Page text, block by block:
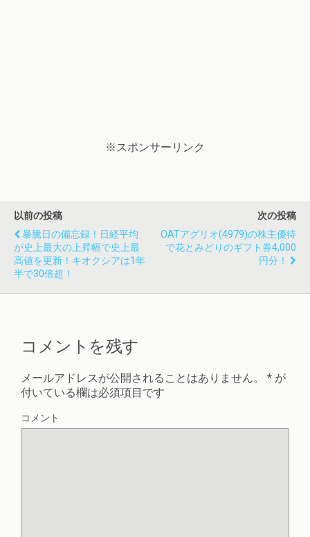
※スポンサーリンク
以前の投稿
暴騰日の備忘録！日経平均
が史上最大の上昇幅で史上最
高値を更新！キオクシアは1年
半で30倍超！
次の投稿
OATアグリオ(4979)の株主優待
で花とみどりのギフト券4,000
円分！
コメントを残す
メールアドレスが公開されることはありません。 * が
付いている欄は必須項目です
コメント